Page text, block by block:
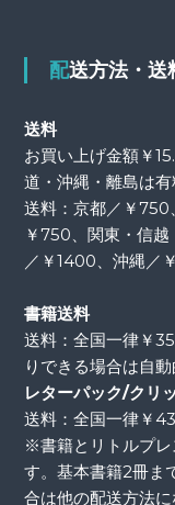
配送方法・
送料
お買い上げ金額￥
道・沖縄・離島は有
送料：京都／￥750
￥750、関東・信
／￥1400、沖縄／
書籍送料
送料：全国一律￥
りできる場合は自動
レターパック/クリ
送料：全国一律￥
※書籍とリトルプレ
す。基本書籍2冊ま
合は他の配送方法